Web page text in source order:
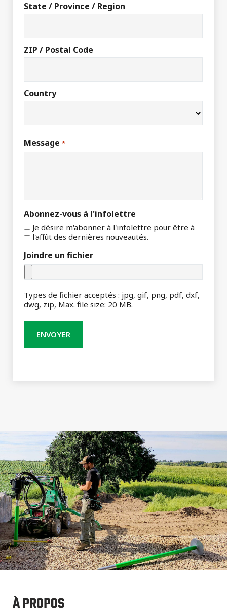
State / Province / Region
ZIP / Postal Code
Country
Message *
Abonnez-vous à l'infolettre
Je désire m'abonner à l'infolettre pour être à
l'affût des dernières nouveautés.
Joindre un fichier
Types de fichier acceptés : jpg, gif, png, pdf, dxf,
dwg, zip, Max. file size: 20 MB.
À PROPOS